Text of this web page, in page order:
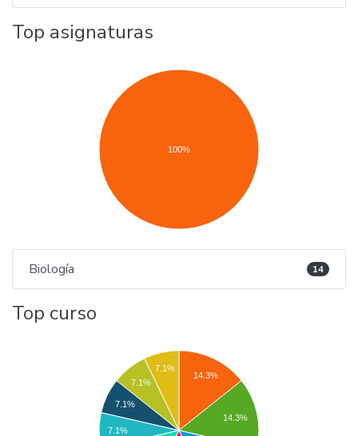
Top asignaturas
100%
Biología 14
Top curso
14.3%
14.3%
7.1%
7.1%
7.1%
7.1%